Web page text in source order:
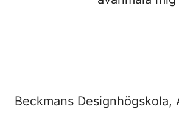
Beckmans Designhögskola,